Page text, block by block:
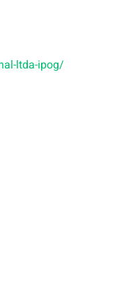
ltda-ipog/